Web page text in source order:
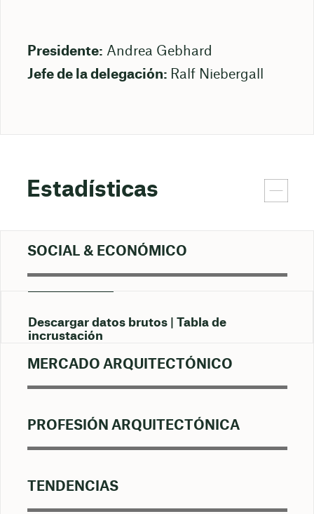
Presidente: Andrea Gebhard
Jefe de la delegación: Ralf Niebergall
Estadísticas
SOCIAL & ECONÓMICO
Descargar datos brutos
Tabla de
incrustación
MERCADO ARQUITECTÓNICO
PROFESIÓN ARQUITECTÓNICA
TENDENCIAS